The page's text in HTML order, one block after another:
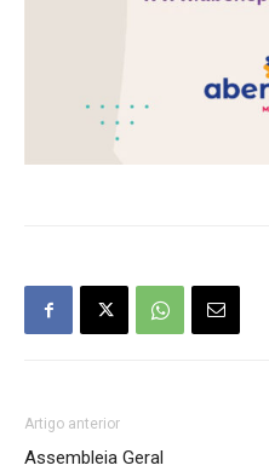
Artigo anterior
Assembleia Geral